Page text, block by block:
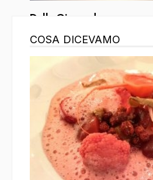
Dalla Gioconda
COSA DICEVAMO